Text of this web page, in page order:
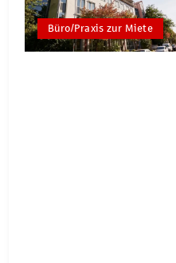
Büro/Praxis zur Miete